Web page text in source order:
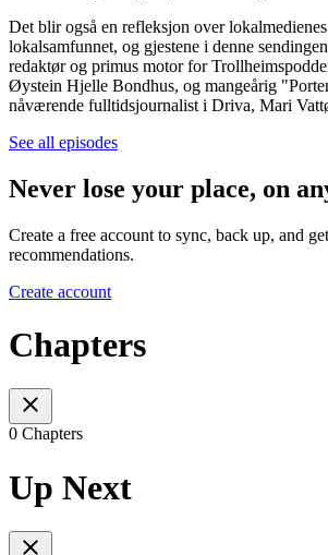
Det blir også en refleksjon over
lokalsamfunnet, og gjestene i denne
redaktør og primus motor for
Øystein Hjelle Bondhus, og mangeårig
nåværende fulltidsjournalist i Driva, Mari
See all episodes
Never lose your place, on
Create a free account to sync, back up, and
recommendations.
Create account
Chapters
0 Chapters
Up Next